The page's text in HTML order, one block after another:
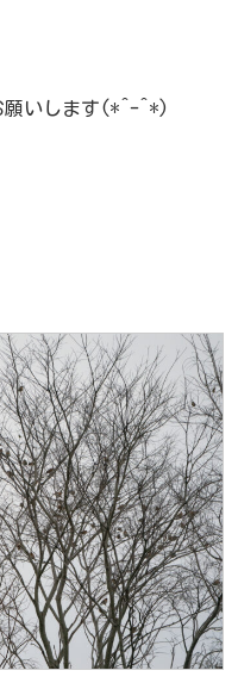
願いします(*^-^*)